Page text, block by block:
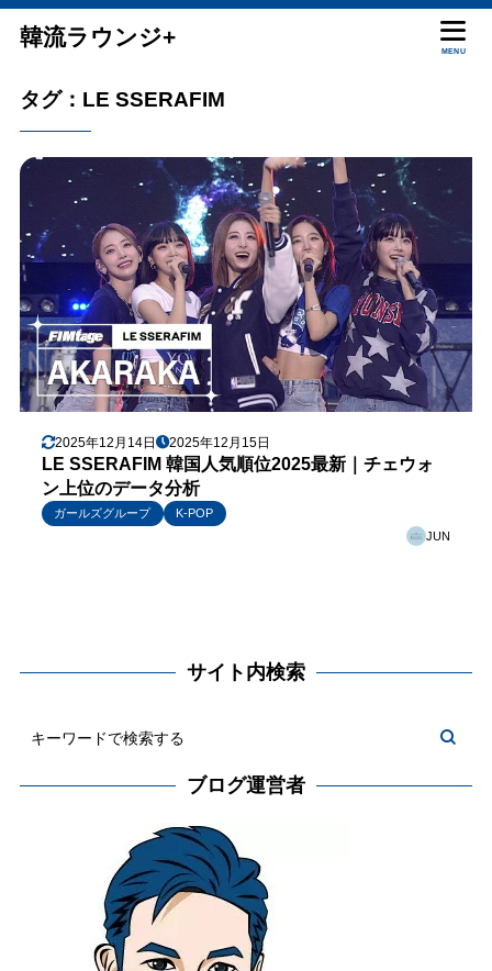
韓流ラウンジ+
MENU
タグ：LE SSERAFIM
2025年12月14日 2025年12月15日
LE SSERAFIM 韓国人気順位2025最新｜チェウォ
ン上位のデータ分析
ガールズグループ
K-POP
JUN
サイト内検索
ブログ運営者